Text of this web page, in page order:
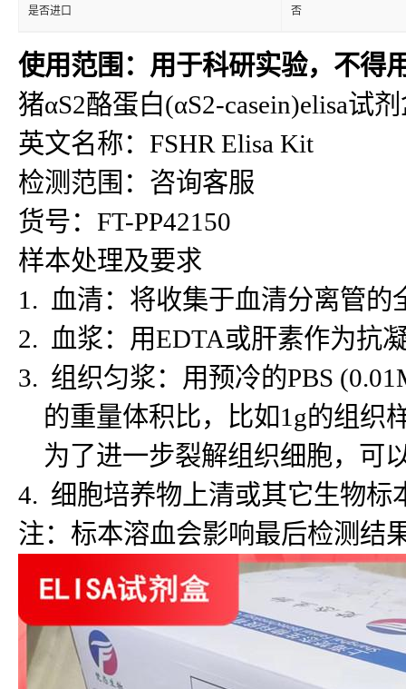
是否进口 否
使用范围：用于科研实验，不得
猪αS2酪蛋白(αS2-casein)elisa试
英文名称：FSHR Elisa Kit
检测范围：咨询客服
货号：FT-PP42150
样本处理及要求
1. 血清：将收集于血清分离管
2. 血浆：用EDTA或肝素作为抗
3. 组织匀浆：用预冷的PBS
的重量体积比，比如1g的组织
为了进一步裂解组织细胞，可
4. 细胞培养物上清或其它生物
注：标本溶血会影响最后检测结